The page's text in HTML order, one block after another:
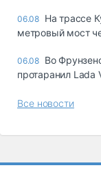
06.08 На трассе
метровый мост
06.08 Во
протаранил Lada
Все новости